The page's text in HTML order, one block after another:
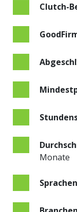
Clutch-
Monate